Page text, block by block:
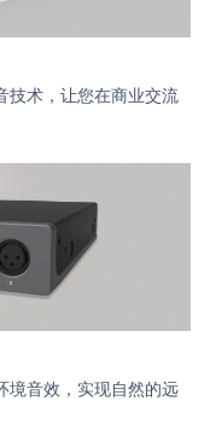
技术，让您在商业交流
境音效，实现自然的远